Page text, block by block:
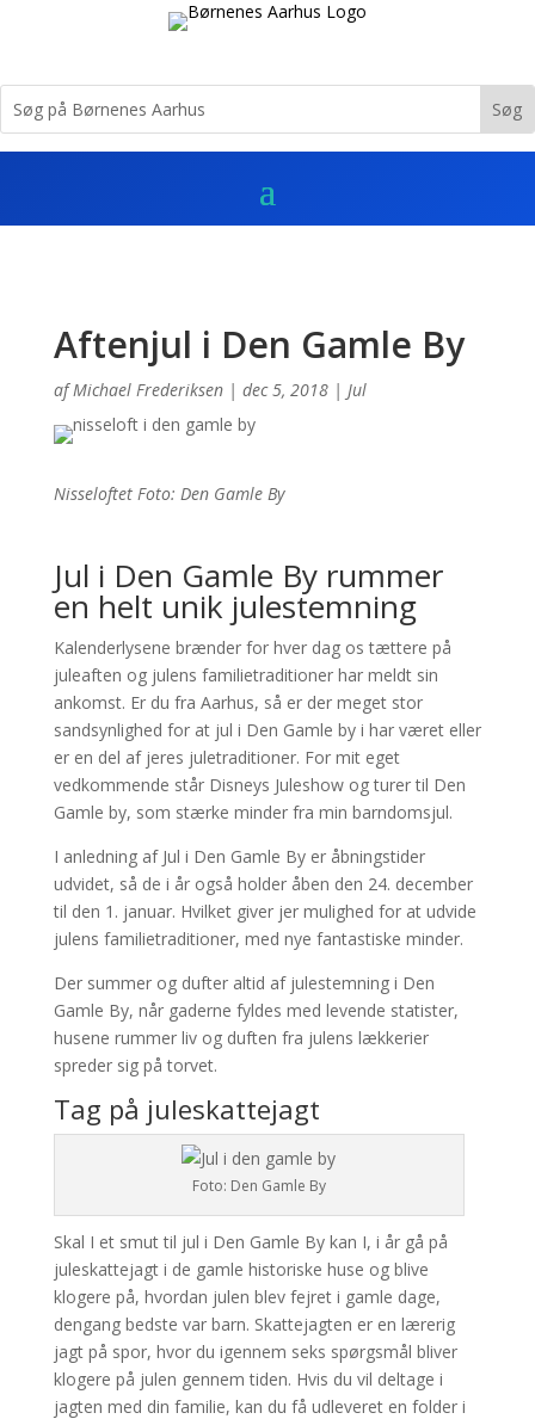
Aftenjul i Den Gamle By
afMichael Frederiksen| dec 5, 2018| Jul
Nisseloftet Foto: Den Gamle By
Jul i Den Gamle By rummer
en helt unik julestemning
Kalenderlysene brænder for hver dag os tættere på
juleaften og julens familietraditioner har meldt sin
ankomst. Er du fra Aarhus, så er der meget stor
sandsynlighed for at jul i Den Gamle by i har været eller
er en del af jeres juletraditioner. For mit eget
vedkommende står Disneys Juleshow og turer til Den
Gamle by, som stærke minder fra min barndomsjul.
I anledning af Jul i Den Gamle By er åbningstider
udvidet, så de i år også holder åben den 24. december
til den 1. januar. Hvilket giver jer mulighed for at udvide
julens familietraditioner, med nye fantastiske minder.
Der summer og dufter altid af julestemning i Den
Gamle By, når gaderne fyldes med levende statister,
husene rummer liv og duften fra julens lækkerier
spreder sig på torvet.
Tag på juleskattejagt
Foto: Den Gamle By
Skal I et smut til jul i Den Gamle By kan I, i år gå på
juleskattejagt i de gamle historiske huse og blive
klogere på, hvordan julen blev fejret i gamle dage,
dengang bedste var barn. Skattejagten er en lærerig
jagt på spor, hvor du igennem seks spørgsmål bliver
klogere på julen gennem tiden. Hvis du vil deltage i
jagten med din familie, kan du få udleveret en folder i